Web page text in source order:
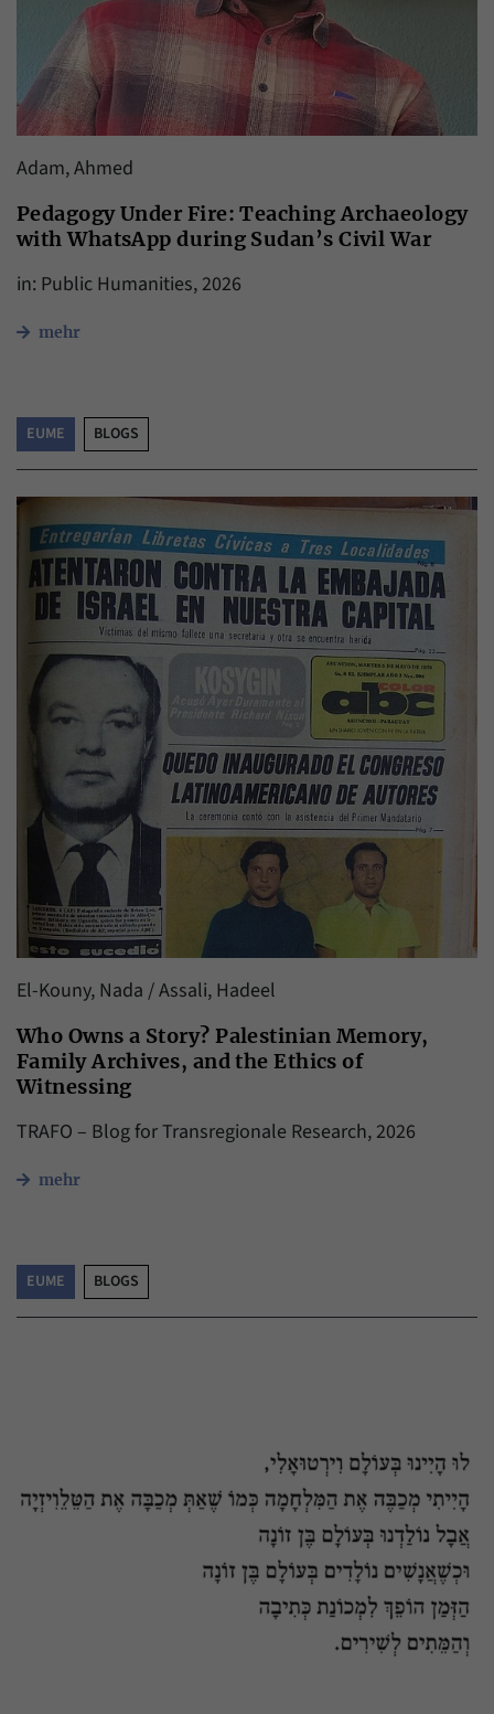
Adam, Ahmed
Pedagogy Under Fire: Teaching Archaeology
with WhatsApp during Sudan’s Civil War
in: Public Humanities, 2026
mehr
EUME BLOGS
El-Kouny, Nada / Assali, Hadeel
Who Owns a Story? Palestinian Memory,
Family Archives, and the Ethics of
Witnessing
TRAFO – Blog for Transregionale Research, 2026
mehr
EUME BLOGS